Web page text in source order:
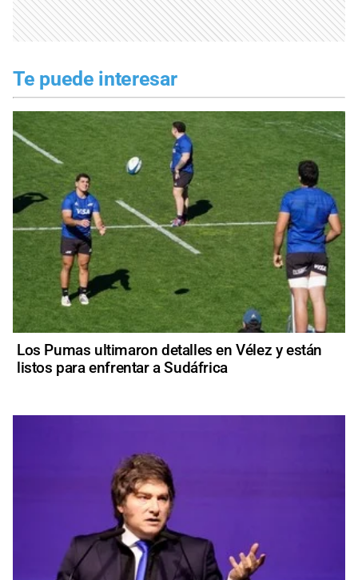
Te puede interesar
Los Pumas ultimaron detalles en Vélez y están
listos para enfrentar a Sudáfrica